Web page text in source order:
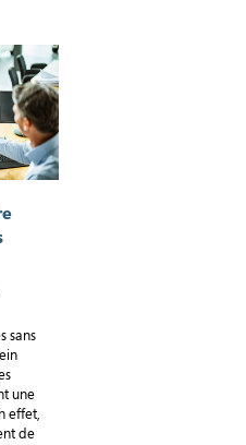
sans
une
effet,
de